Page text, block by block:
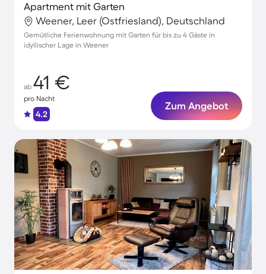
Apartment mit Garten
Weener, Leer (Ostfriesland), Deutschland
Gemütliche Ferienwohnung mit Garten für bis zu 4 Gäste in
idyllischer Lage in Weener
ab 41 €
pro Nacht
4.2
Zum Angebot